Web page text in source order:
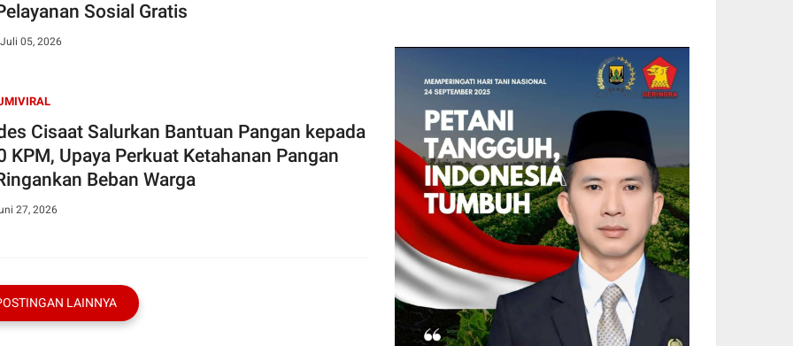
Sosial Gratis
05, 2026
Cisaat Salurkan Bantuan Pangan kepada
KPM, Upaya Perkuat Ketahanan Pangan
Beban Warga
27, 2026
LAINNYA